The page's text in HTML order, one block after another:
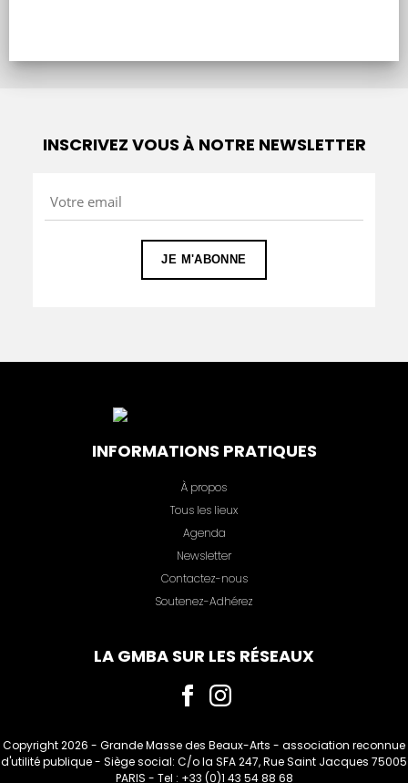
INSCRIVEZ VOUS À NOTRE NEWSLETTER
INFORMATIONS PRATIQUES
À propos
Tous les lieux
Agenda
Newsletter
Contactez-nous
Soutenez-Adhérez
LA GMBA SUR LES RÉSEAUX
Copyright 2026 - Grande Masse des Beaux-Arts - association reconnue
d'utilité publique - Siège social: C/o la SFA 247, Rue Saint Jacques 75005
PARIS - Tel : +33 (0)1 43 54 88 68